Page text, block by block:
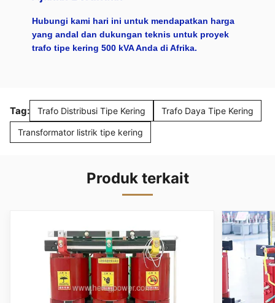
Hubungi kami hari ini untuk mendapatkan harga
yang andal dan dukungan teknis untuk proyek
trafo tipe kering 500 kVA Anda di Afrika.
Tag: Trafo Distribusi Tipe Kering Trafo Daya Tipe Kering
Transformator listrik tipe kering
Produk terkait